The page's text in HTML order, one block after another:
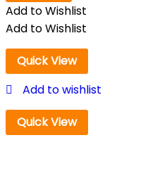
Add to Wishlist
Add to Wishlist
Quick View
Add to wishlist
Quick View